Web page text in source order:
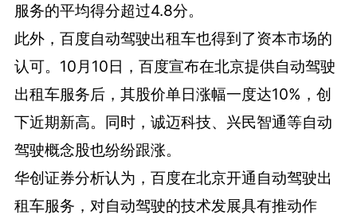
服务的平均得分超过4.8分。
此外，百度自动驾驶出租车也得到了资本市场的
认可。10月10日，百度宣布在北京提供自动驾驶
出租车服务后，其股价单日涨幅一度达10%，创
下近期新高。同时，诚迈科技、兴民智通等自动
驾驶概念股也纷纷跟涨。
华创证券分析认为，百度在北京开通自动驾驶出
租车服务，对自动驾驶的技术发展具有推动作